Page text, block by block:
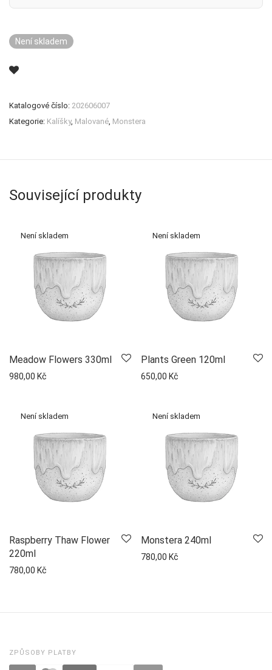
Není skladem
Katalogové číslo: 202606007
Kategorie: Kalíšky, Malované, Monstera
Související produkty
Meadow Flowers 330ml
980,00 Kč
Plants Green 120ml
650,00 Kč
Raspberry Thaw Flower
220ml
780,00 Kč
Monstera 240ml
780,00 Kč
ZPŮSOBY PLATBY